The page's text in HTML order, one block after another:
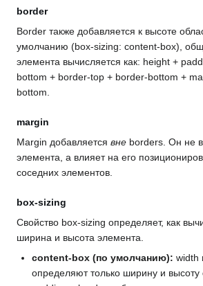
border
Border также добавляется к высоте
умолчанию (box-sizing: content-box),
элемента вычисляется как: height +
bottom + border-top + border-bottom +
bottom.
margin
Margin добавляется вне borders. Он не
элемента, а влияет на его
соседних элементов.
box-sizing
Свойство box-sizing определяет, как
ширина и высота элемента.
content-box (по умолчанию): width
определяют только ширину и высоту